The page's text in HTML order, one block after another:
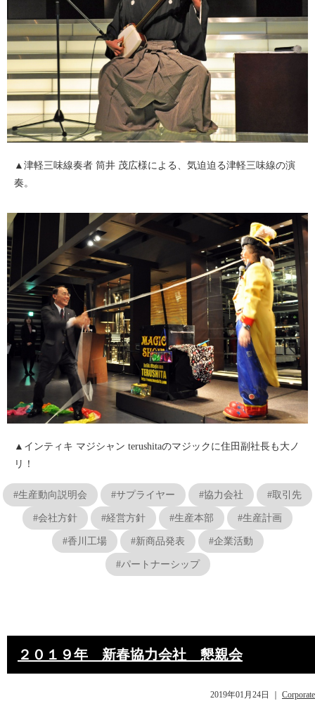
▲津軽三味線奏者 筒井 茂広様による、気迫迫る津軽三味線の演
奏。
▲インティキ マジシャン terushitaのマジックに住田副社長も大ノ
リ！
#生産動向説明会 #サプライヤー #協力会社 #取引先
#会社方針 #経営方針 #生産本部 #生産計画
#香川工場 #新商品発表 #企業活動
#パートナーシップ
２０１９年 新春協力会社 懇親会
2019年01月24日 ｜ Corporate